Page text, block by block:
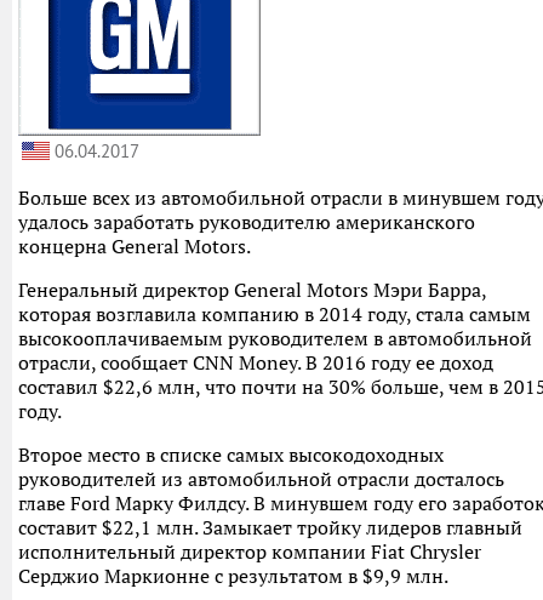
06.04.2017
Больше всех из автомобильной отрасли в минувшем
удалось заработать руководителю американского
концерна General Motors.
Генеральный директор General Motors Мэри Барра,
которая возглавила компанию в 2014 году, стала самым
высокооплачиваемым руководителем в автомобильной
отрасли, сообщает CNN Money. В 2016 году ее доход
составил $22,6 млн, что почти на 30% больше, чем в
году.
Второе место в списке самых высокодоходных
руководителей из автомобильной отрасли досталось
главе Ford Марку Филдсу. В минувшем году его
составит $22,1 млн. Замыкает тройку лидеров главный
исполнительный директор компании Fiat Chrysler
Серджио Маркионне с результатом в $9,9 млн.